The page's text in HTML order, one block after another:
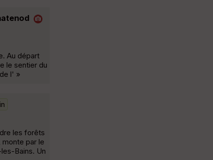
Au départ
le sentier du
l' »
les forêts
par le
Bains. Un